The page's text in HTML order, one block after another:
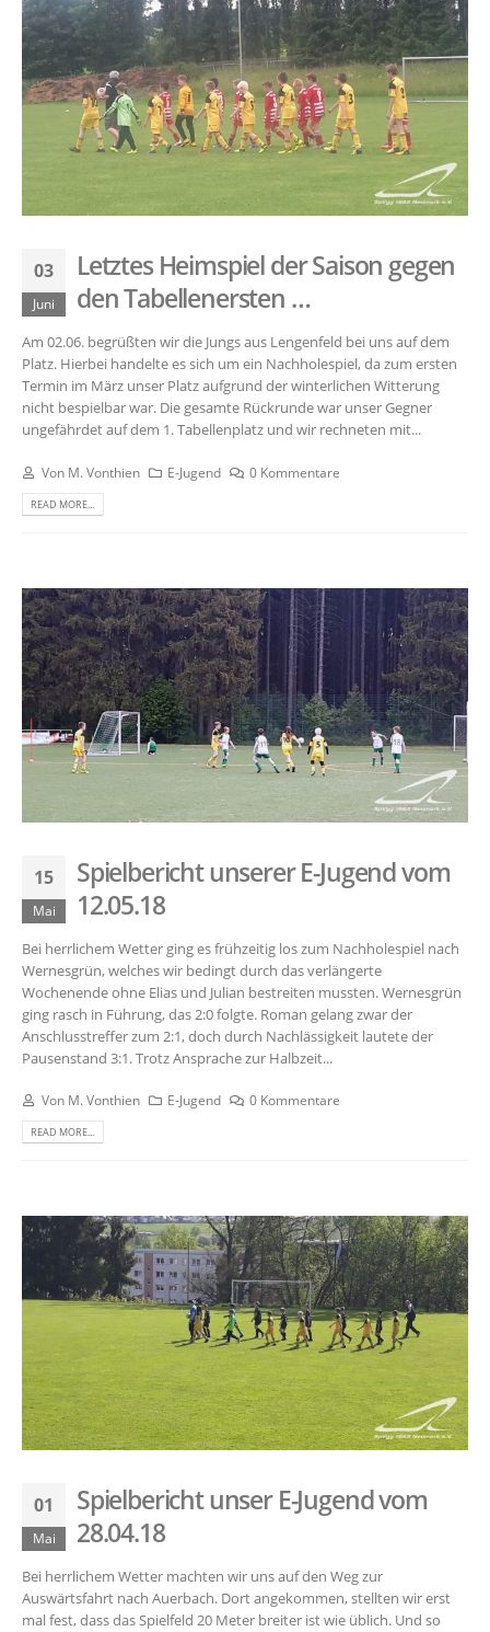
03
Juni
Letztes Heimspiel der Saison gegen
den Tabellenersten …
Am 02.06. begrüßten wir die Jungs aus Lengenfeld bei uns auf dem
Platz. Hierbei handelte es sich um ein Nachholespiel, da zum ersten
Termin im März unser Platz aufgrund der winterlichen Witterung
nicht bespielbar war. Die gesamte Rückrunde war unser Gegner
ungefährdet auf dem 1. Tabellenplatz und wir rechneten mit...
Von M. Vonthien E-Jugend 0 Kommentare
READ MORE...
15
Mai
Spielbericht unserer E-Jugend vom
12.05.18
Bei herrlichem Wetter ging es frühzeitig los zum Nachholespiel nach
Wernesgrün, welches wir bedingt durch das verlängerte
Wochenende ohne Elias und Julian bestreiten mussten. Wernesgrün
ging rasch in Führung, das 2:0 folgte. Roman gelang zwar der
Anschlusstreffer zum 2:1, doch durch Nachlässigkeit lautete der
Pausenstand 3:1. Trotz Ansprache zur Halbzeit...
Von M. Vonthien E-Jugend 0 Kommentare
READ MORE...
01
Mai
Spielbericht unser E-Jugend vom
28.04.18
Bei herrlichem Wetter machten wir uns auf den Weg zur
Auswärtsfahrt nach Auerbach. Dort angekommen, stellten wir erst
mal fest, dass das Spielfeld 20 Meter breiter ist wie üblich. Und so